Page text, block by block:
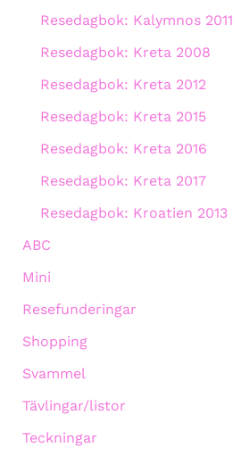
Resedagbok: Kalymnos 2011
Resedagbok: Kreta 2008
Resedagbok: Kreta 2012
Resedagbok: Kreta 2015
Resedagbok: Kreta 2016
Resedagbok: Kreta 2017
Resedagbok: Kroatien 2013
ABC
Mini
Resefunderingar
Shopping
Svammel
Tävlingar/listor
Teckningar